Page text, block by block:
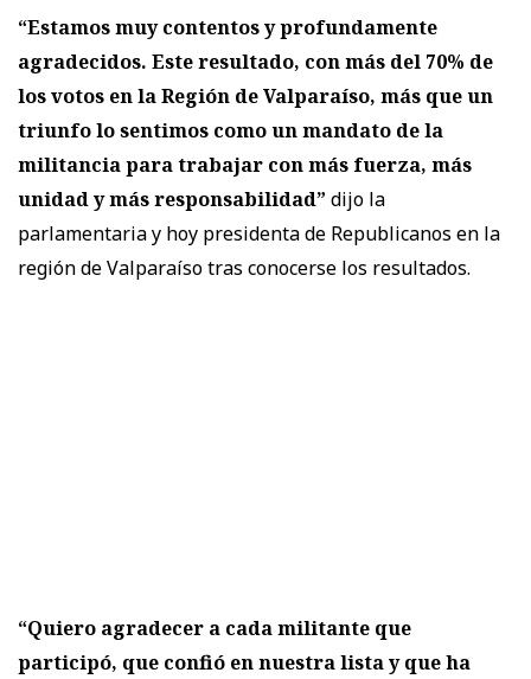
“Estamos muy contentos y profundamente
agradecidos. Este resultado, con más del 70% de
los votos en la Región de Valparaíso, más que un
triunfo lo sentimos como un mandato de la
militancia para trabajar con más fuerza, más
unidad y más responsabilidad” dijo la
parlamentaria y hoy presidenta de Republicanos en la
región de Valparaíso tras conocerse los resultados.
“Quiero agradecer a cada militante que
participó, que confió en nuestra lista y que ha